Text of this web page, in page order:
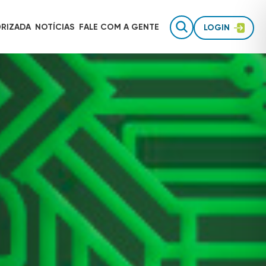
Gestão de equipes de campo
Rastreamento para uso pessoal
Inteligência de dados
Acessórios de segurança
AUTOTRAC É INVESTIMENTO
TECNOLOGIA AUTOTRAC
NOTÍCIAS FALE COM A GENTE LOGIN